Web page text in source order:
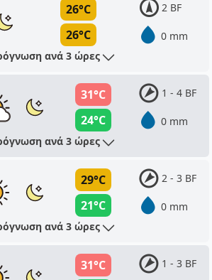
26°C
26°C
2 BF
0 mm
ανά 3 ώρες
31°C
24°C
1 - 4 BF
0 mm
ανά 3 ώρες
29°C
21°C
2 - 3 BF
0 mm
ανά 3 ώρες
31°C
1 - 3 BF